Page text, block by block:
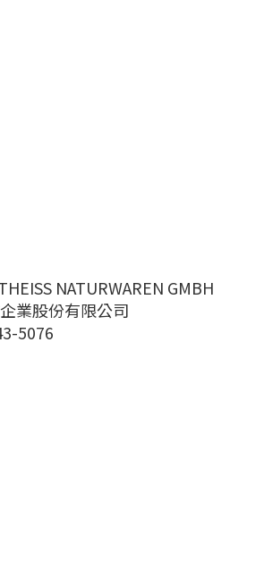
NATURWAREN GMBH
業股份有限公司
5076